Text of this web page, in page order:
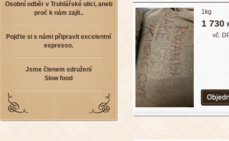
Osobní odběr v Truhlářské ulici, aneb
proč k nám zajít..
Pojďte si s námi připravit excelentní
espresso.
Jsme členem sdružení
Slow food
1kg
1 730
vč.